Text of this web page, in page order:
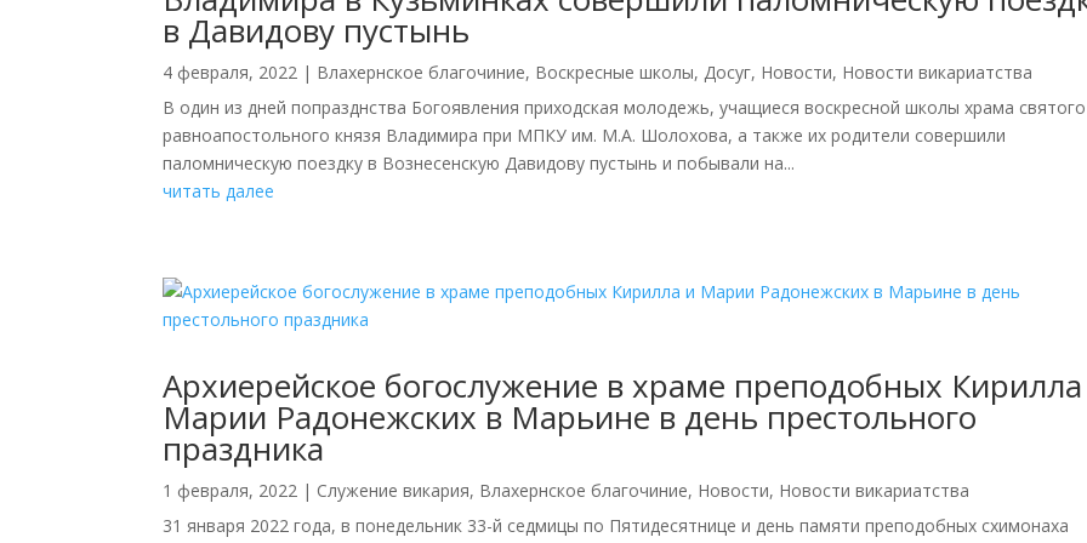
в Давидову пустынь
4 февраля, 2022 | Влахернское благочиние, Воскресные школы,Досуг, Новости, Новости викариатства
В один из дней попразднства Богоявления приходская молодежь, учащиеся воскресной школы храма святого
равноапостольного князя Владимира при МПКУ им. М.А. Шолохова, а также их родители совершили
паломническую поездку в Вознесенскую Давидову пустынь и побывали на...
читать далее
Архиерейское богослужение в храме преподобных
Марии Радонежских в Марьине в день престольного
праздника
1 февраля, 2022 | Cлужение викария, Влахернское благочиние, Новости, Новости викариатства
31 января 2022 года, в понедельник 33-й седмицы по Пятидесятнице и день памяти преподобных схимонаха